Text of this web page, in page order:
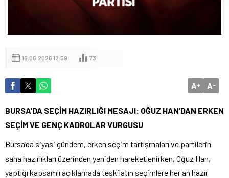
16.06.2026 12:59 73
A+ A-
BURSA’DA SEÇİM HAZIRLIĞI MESAJI: OĞUZ HAN’DAN ERKEN
SEÇİM VE GENÇ KADROLAR VURGUSU
Bursa’da siyasi gündem, erken seçim tartışmaları ve partilerin
saha hazırlıkları üzerinden yeniden hareketlenirken, Oğuz Han,
yaptığı kapsamlı açıklamada teşkilatın seçimlere her an hazır